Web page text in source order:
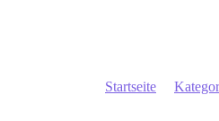
Startseite